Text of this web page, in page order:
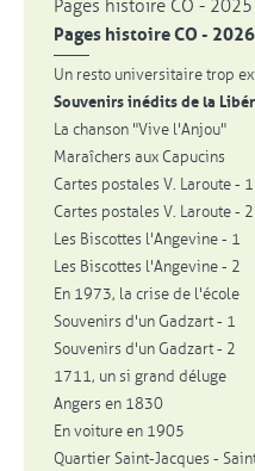
Pages histoire CO - 2025
Pages histoire CO - 2026
Un resto universitaire trop
Souvenirs inédits de la
La chanson "Vive l'Anjou"
Maraîchers aux Capucins
Cartes postales V. Laroute - 1
Cartes postales V. Laroute - 2
Les Biscottes l'Angevine - 1
Les Biscottes l'Angevine - 2
En 1973, la crise de l'école
Souvenirs d'un Gadzart - 1
Souvenirs d'un Gadzart - 2
1711, un si grand déluge
Angers en 1830
En voiture en 1905
Quartier Saint-Jacques -